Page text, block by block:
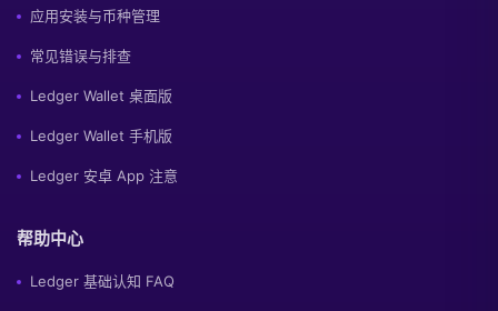
应用安装与币种管理
常见错误与排查
Ledger Wallet 桌面版
Ledger Wallet 手机版
Ledger 安卓 App 注意
帮助中心
Ledger 基础认知 FAQ